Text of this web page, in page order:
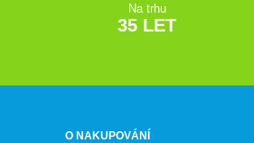
Na trhu
35 LET
O NAKUPOVÁNÍ